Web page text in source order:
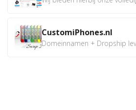
CustomiPhones.nl